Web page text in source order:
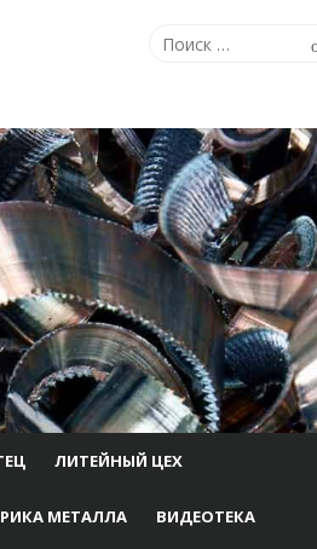
Поиск
ЛИТЕЙНЫЙ ЦЕХ
МЕТАЛЛА ВИДЕОТЕКА